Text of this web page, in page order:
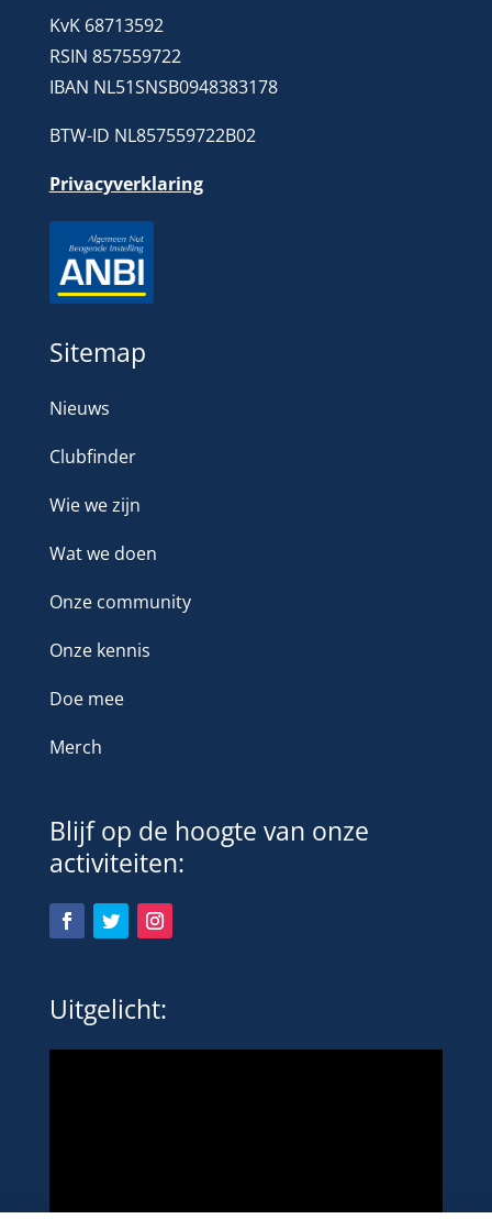
KvK 68713592
RSIN 857559722
IBAN NL51SNSB0948383178
BTW-ID NL857559722B02
Privacyverklaring
Sitemap
Nieuws
Clubfinder
Wie we zijn
Wat we doen
Onze community
Onze kennis
Doe mee
Merch
Blijf op de hoogte van onze
activiteiten:
Uitgelicht: